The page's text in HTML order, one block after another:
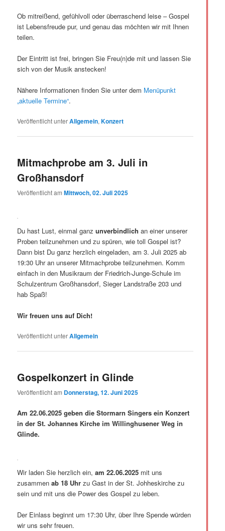
Ob mitreißend, gefühlvoll oder überraschend leise – Gospel
ist Lebensfreude pur, und genau das möchten wir mit Ihnen
teilen.
Der Eintritt ist frei, bringen Sie Freu(n)de mit und lassen Sie
sich von der Musik anstecken!
Nähere Informationen finden Sie unter dem Menüpunkt
„aktuelle Termine“.
Veröffentlicht unterAllgemein,Konzert
Mitmachprobe am 3. Juli in
Großhansdorf
Veröffentlicht amMittwoch, 02. Juli 2025
Du hast Lust, einmal ganzunverbindlich an einer unserer
Proben teilzunehmen und zu spüren, wie toll Gospel ist?
Dann bist Du ganz herzlich eingeladen, am 3. Juli 2025 ab
19:30 Uhr an unserer Mitmachprobe teilzunehmen. Komm
einfach in den Musikraum der Friedrich-Junge-Schule im
Schulzentrum Großhansdorf, Sieger Landstraße 203 und
hab Spaß!
Wir freuen uns auf Dich!
Veröffentlicht unterAllgemein
Gospelkonzert in Glinde
Veröffentlicht am Donnerstag, 12. Juni 2025
Am 22.06.2025 geben die Stormarn Singers ein Konzert
in der St. Johannes Kirche im Willinghusener Weg in
Glinde.
Wir laden Sie herzlich ein,am 22.06.2025 mit uns
zusammenab 18 Uhr zu Gast in der St. Johheskirche zu
sein und mit uns die Power des Gospel zu leben.
Der Einlass beginnt um 17:30 Uhr, über Ihre Spende würden
wir uns sehr freuen.